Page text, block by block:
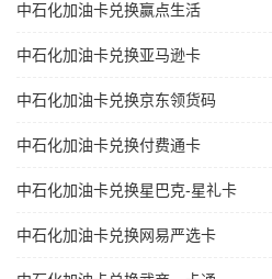
中石化加油卡兑换赢点生活
中石化加油卡兑换亚马逊卡
中石化加油卡兑换京东领货码
中石化加油卡兑换付费通卡
中石化加油卡兑换星巴克-星礼卡
中石化加油卡兑换网易严选卡